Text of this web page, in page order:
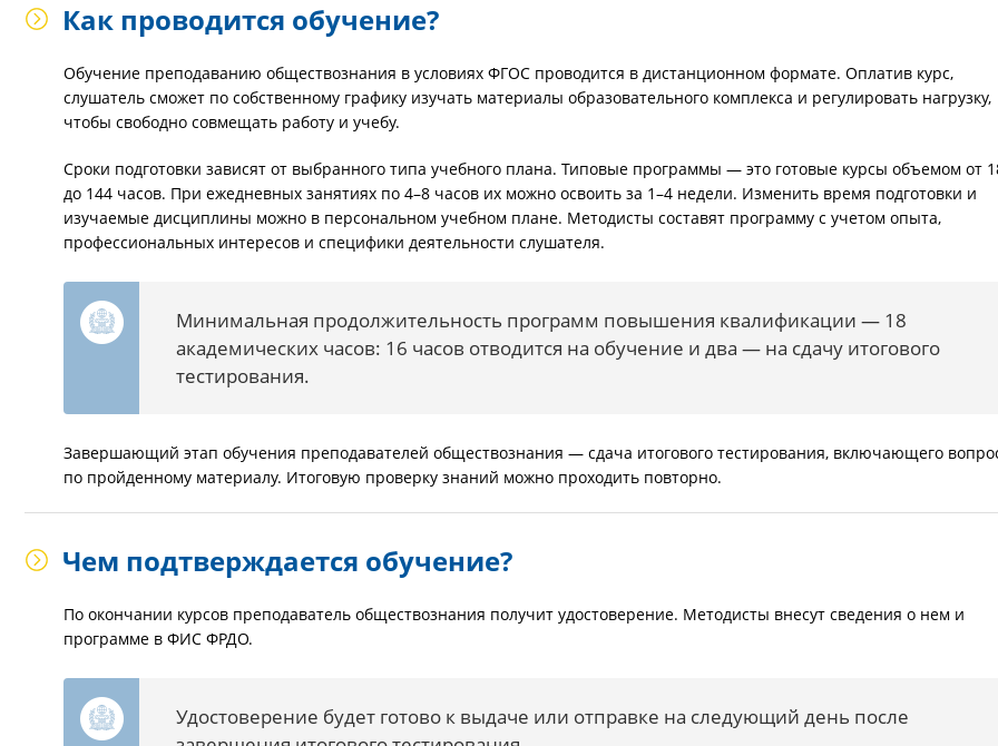
Как проводится обучение?
Обучение преподаванию обществознания в условиях ФГОС проводится в дистанционном формате. Оплатив курс,
слушатель сможет по собственному графику изучать материалы образовательного комплекса и регулировать нагрузку,
чтобы свободно совмещать работу и учебу.
Сроки подготовки зависят от выбранного типа учебного плана. Типовые программы — это готовые курсы объемом от
до 144 часов. При ежедневных занятиях по 4–8 часов их можно освоить за 1–4 недели. Изменить время подготовки и
изучаемые дисциплины можно в персональном учебном плане. Методисты составят программу с учетом опыта,
профессиональных интересов и специфики деятельности слушателя.
Минимальная продолжительность программ повышения квалификации — 18
академических часов: 16 часов отводится на обучение и два — на сдачу итогового
тестирования.
Завершающий этап обучения преподавателей обществознания — сдача итогового тестирования, включающего
по пройденному материалу. Итоговую проверку знаний можно проходить повторно.
Чем подтверждается обучение?
По окончании курсов преподаватель обществознания получит удостоверение. Методисты внесут сведения о нем и
программе в ФИС ФРДО.
Удостоверение будет готово к выдаче или отправке на следующий день после